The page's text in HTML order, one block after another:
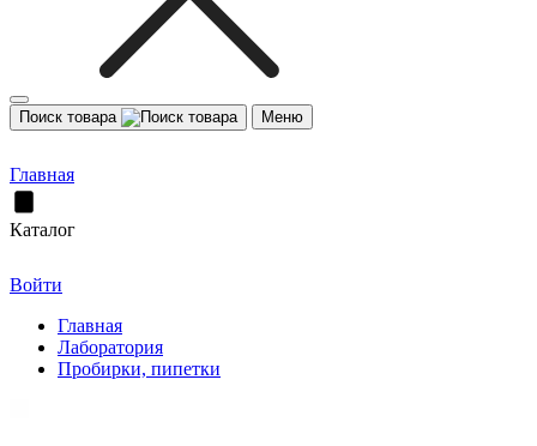
Поиск товара Меню
Главная
Каталог
Войти
Главная
Лаборатория
Пробирки, пипетки